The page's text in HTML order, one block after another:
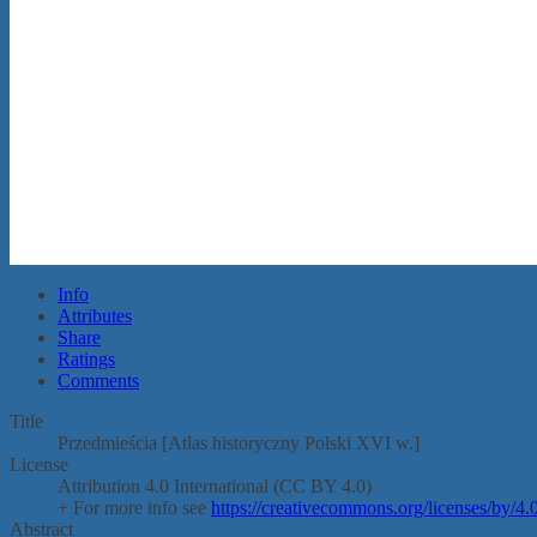
Info
Attributes
Share
Ratings
Comments
Title
Przedmieścia [Atlas historyczny Polski XVI w.]
License
Attribution 4.0 International (CC BY 4.0)
+ For more info see https://creativecommons.org/licenses/by/
Abstract